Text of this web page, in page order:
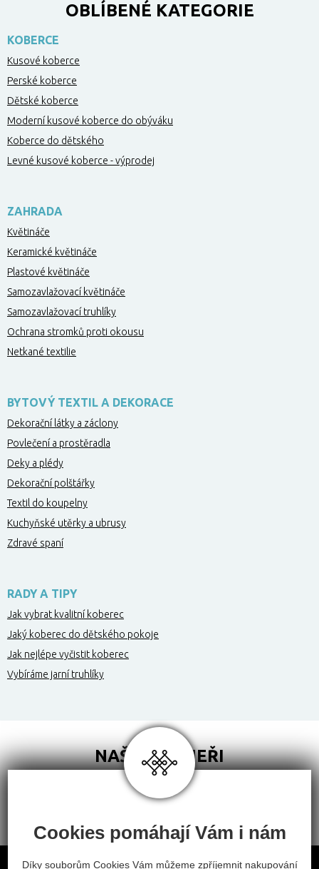
OBLÍBENÉ KATEGORIE
KOBERCE
Kusové koberce
Perské koberce
Dětské koberce
Moderní kusové koberce do obýváku
Koberce do dětského
Levné kusové koberce - výprodej
ZAHRADA
Květináče
Keramické květináče
Plastové květináče
Samozavlažovací květináče
Samozavlažovací truhlíky
Ochrana stromků proti okousu
Netkané textilie
BYTOVÝ TEXTIL A DEKORACE
Dekorační látky a záclony
Povlečení a prostěradla
Deky a plédy
Dekorační polštářky
Textil do koupelny
Kuchyňské utěrky a ubrusy
Zdravé spaní
RADY A TIPY
Jak vybrat kvalitní koberec
Jaký koberec do dětského pokoje
Jak nejlépe vyčistit koberec
Vybíráme jarní truhlíky
NAŠI PARTNEŘI
Obchodní podmínky
Cookies pomáhají Vám i nám
Díky souborům Cookies Vám můžeme zpříjemnit nakupování